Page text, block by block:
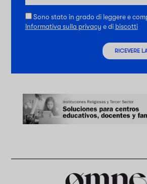
Sono stato in grado di leggere e
Informativa sulla privacy e di biscotti
RICEVERE